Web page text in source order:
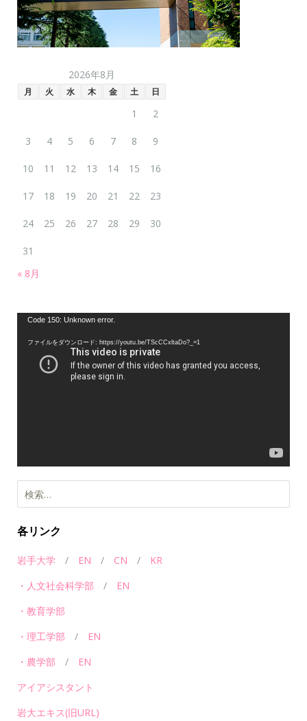
2026年8月
月 火 水 木 金 土 日
1 2
3 4 5 6 7 8 9
10 11 12 13 14 15 16
17 18 19 20 21 22 23
24 25 26 27 28 29 30
31
« 8月
Code 150: Unknown error.
ファイルをダウンロード: https://youtu.be/TScCCxltaDo?_=1
各リンク
岩手大学 / EN / CN / KR
・人文社会科学部 / EN
・教育学部
・理工学部 / EN
・農学部 / EN
アイアシスタント
岩大エキス(旧URL)